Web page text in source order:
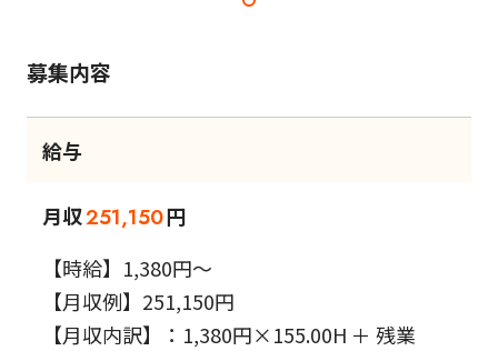
募集内容
給与
月収251,150円
【時給】1,380円～
【月収例】251,150円
【月収内訳】：1,380円×155.00H ＋ 残業